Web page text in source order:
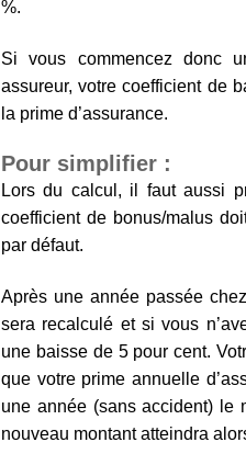
%.
Si vous commencez donc
assureur, votre coefficient de
la prime d’assurance.
Pour simplifier :
Lors du calcul, il faut aussi
coefficient de bonus/malus
par défaut.
Après une année passée
sera recalculé et si vous
une baisse de 5 pour cent.
que votre prime annuelle
une année (sans accident) le
nouveau montant atteindra